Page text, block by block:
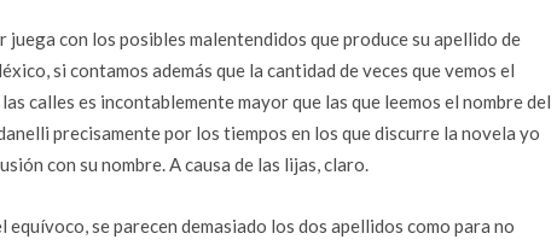
juega con los posibles malentendidos que produce su apellido de
si contamos además que la cantidad de veces que vemos el
calles es incontablemente mayor que las que leemos el nombre del
precisamente por los tiempos en los que discurre la novela yo
con su nombre. A causa de las lijas, claro.
equívoco, se parecen demasiado los dos apellidos como para no